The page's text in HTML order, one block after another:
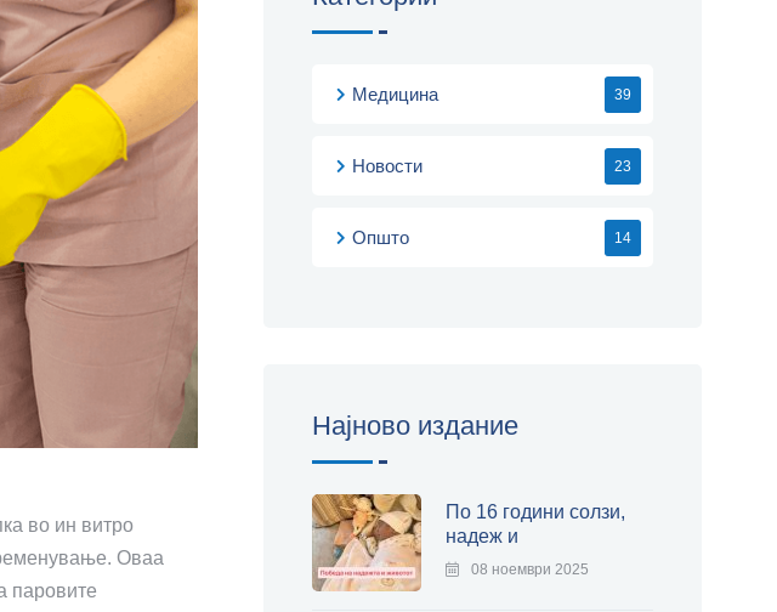
во ин витро
Оваа
паровите
Медицина 39
Новости 23
Општо 14
Најново издание
По 16 години солзи,
надеж и
08 ноември 2025